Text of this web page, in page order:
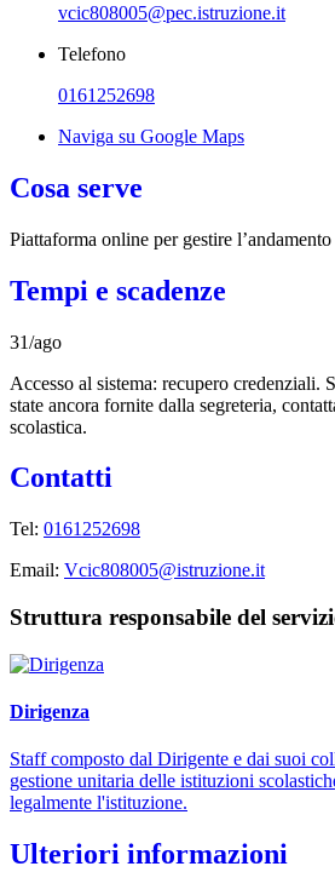
vcic808005@pec.istruzione.it
Telefono
0161252698
Naviga su Google Maps
Cosa serve
Piattaforma online per gestire
Tempi e scadenze
31/ago
Accesso al sistema: recupero credenziali.
state ancora fornite dalla segreteria,
scolastica.
Contatti
Tel: 0161252698
Email: Vcic808005@istruzione.it
Struttura responsabile del
Dirigenza
Staff composto dal Dirigente e dai suoi
gestione unitaria delle istituzioni
legalmente l'istituzione.
Ulteriori informazioni